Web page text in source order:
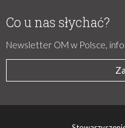
Co u nas słychać?
Newsletter OM w Polsce,